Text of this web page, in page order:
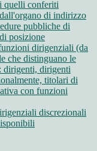
quelli conferiti
di indirizzo
pubbliche di
posizione
dirigenziali (da
che distinguano le
dirigenti, dirigenti
titolari di
con funzioni
discrezionali